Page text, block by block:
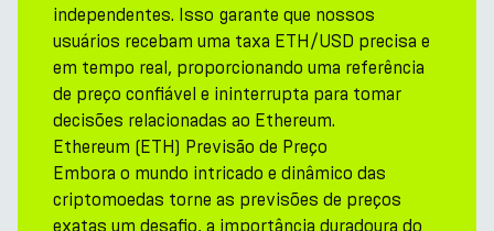
independentes. Isso garante que nossos
usuários recebam uma taxa ETH/USD precisa e
em tempo real, proporcionando uma referência
de preço confiável e ininterrupta para tomar
decisões relacionadas ao Ethereum.
Ethereum (ETH) Previsão de Preço
Embora o mundo intricado e dinâmico das
criptomoedas torne as previsões de preços
exatas um desafio, a importância duradoura do